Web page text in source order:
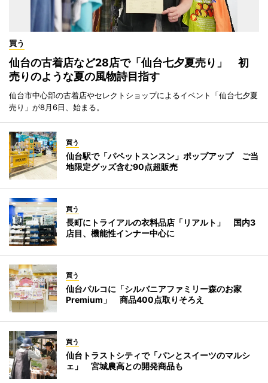
買う
仙台の古着店など28店で「仙台七夕夏売り」 初
売りのような夏の風物詩目指す
仙台市中心部の古着店やセレクトショップによるイベント「仙台七夕夏
売り」が8月6日、始まる。
買う
仙台駅で「パペットスンスン」ポップアップ ご当
地限定グッズ含む90点超販売
買う
長町にトライアルの衣料品店「リアルト」 国内3
店目、機能性インナー中心に
買う
仙台パルコに「シルバニアファミリー森のお家
Premium」 商品400点取りそろえ
買う
仙台トラストシティで「パンとスイーツのマルシ
ェ」 宮城農高との開発商品も